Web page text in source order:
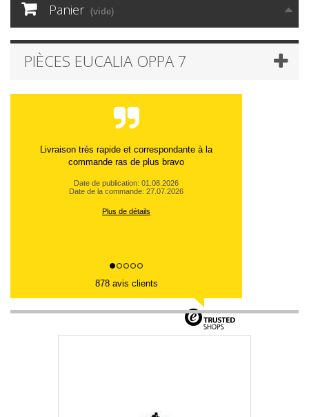
Panier (vide)
PIÈCES EUCALIA OPPA 7
Livraison très rapide et correspondante à la
commande ras de plus bravo
Date de publication: 01.08.2026
Date de la commande: 27.07.2026
Plus de détails
878 avis clients